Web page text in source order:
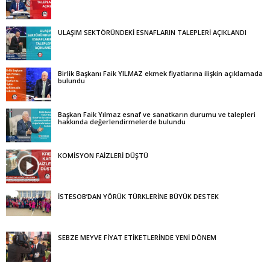
ULAŞIM SEKTÖRÜNDEKİ ESNAFLARIN TALEPLERİ AÇIKLANDI
Birlik Başkanı Faik YILMAZ ekmek fiyatlarına ilişkin açıklamada
bulundu
Başkan Faik Yılmaz esnaf ve sanatkarın durumu ve talepleri
hakkında değerlendirmelerde bulundu
KOMİSYON FAİZLERİ DÜŞTÜ
İSTESOB’DAN YÖRÜK TÜRKLERİNE BÜYÜK DESTEK
SEBZE MEYVE FİYAT ETİKETLERİNDE YENİ DÖNEM